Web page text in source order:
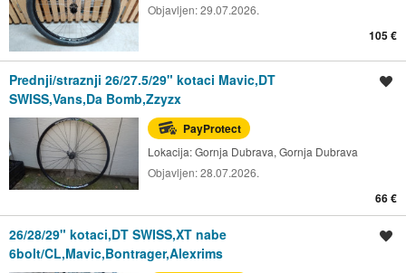
Objavljen:29.07.2026.
105 €
Prednji/straznji 26/27.5/29" kotaci Mavic,DT
SWISS,Vans,Da Bomb,Zzyzx
PayProtect
Lokacija:Gornja Dubrava, Gornja Dubrava
Objavljen:28.07.2026.
66 €
26/28/29" kotaci,DT SWISS,XT nabe
6bolt/CL,Mavic,Bontrager,Alexrims